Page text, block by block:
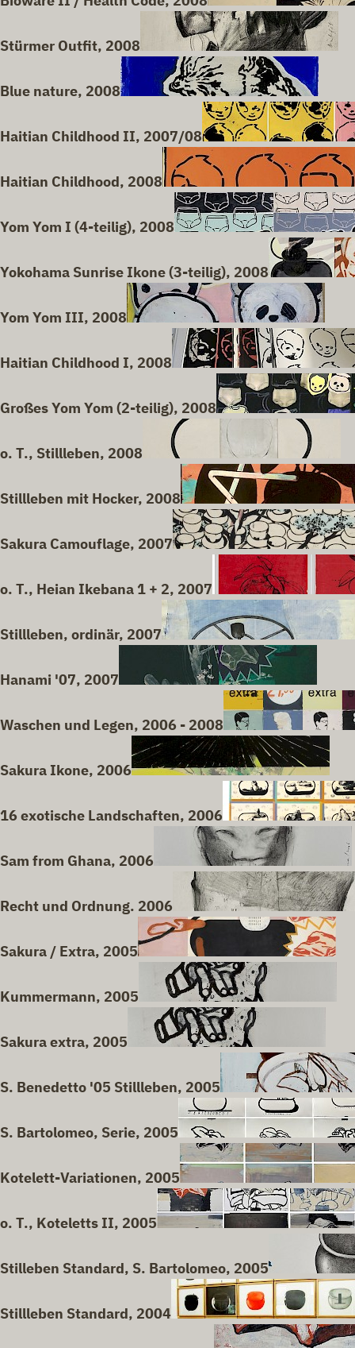
Stürmer Outfit, 2008
Blue nature, 2008
Haitian Childhood II, 2007/08
Haitian Childhood, 2008
Yom Yom I (4-teilig), 2008
Yokohama Sunrise Ikone (3-teilig), 2008
Yom Yom III, 2008
Haitian Childhood I, 2008
Großes Yom Yom (2-teilig), 2008
o. T., Stillleben, 2008
Stillleben mit Hocker, 2008
Sakura Camouflage, 2007
o. T., Heian Ikebana 1 + 2, 2007
Stillleben, ordinär, 2007
Hanami '07, 2007
Waschen und Legen, 2006 - 2008
Sakura Ikone, 2006
16 exotische Landschaften, 2006
Sam from Ghana, 2006
Recht und Ordnung. 2006
Sakura / Extra, 2005
Kummermann, 2005
Sakura extra, 2005
S. Benedetto '05 Stillleben, 2005
S. Bartolomeo, Serie, 2005
Kotelett-Variationen, 2005
o. T., Koteletts II, 2005
Stilleben Standard, S. Bartolomeo, 2005
Stillleben Standard, 2004